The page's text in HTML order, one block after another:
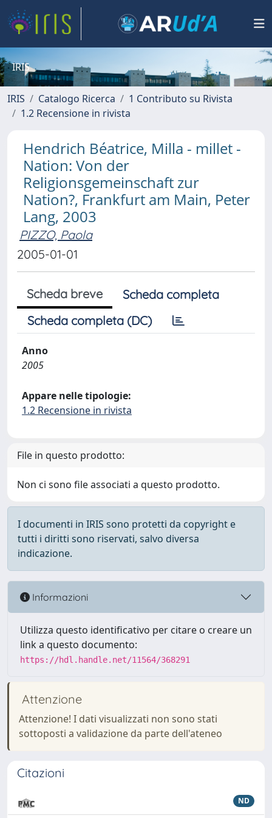
IRIS
IRIS Catalogo Ricerca
1 Contributo su Rivista
1.2 Recensione in rivista
Hendrich Béatrice, Milla - millet -
Nation: Von der
Religionsgemeinschaft zur
Nation?, Frankfurt am Main, Peter
Lang, 2003
PIZZO, Paola
2005-01-01
Scheda breve
Scheda completa
Scheda completa (DC)
Anno
2005
Appare nelle tipologie:
1.2 Recensione in rivista
File in questo prodotto:
Non ci sono file associati a questo prodotto.
I documenti in IRIS sono protetti da copyright e
tutti i diritti sono riservati, salvo diversa
indicazione.
Informazioni
Utilizza questo identificativo per citare o creare un
link a questo documento:
https://hdl.handle.net/11564/368291
Attenzione
Attenzione! I dati visualizzati non sono stati
sottoposti a validazione da parte dell'ateneo
Citazioni
ND